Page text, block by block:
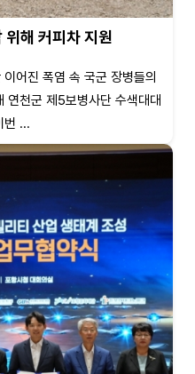
위해 커피차 지원
어진 폭염 속 국군 장병들의
연천군 제5보병사단 수색대대
번 ...